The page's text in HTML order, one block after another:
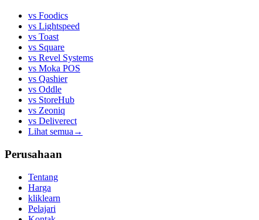
vs Foodics
vs Lightspeed
vs Toast
vs Square
vs Revel Systems
vs Moka POS
vs Qashier
vs Oddle
vs StoreHub
vs Zeoniq
vs Deliverect
Lihat semua →
Perusahaan
Tentang
Harga
kliklearn
Pelajari